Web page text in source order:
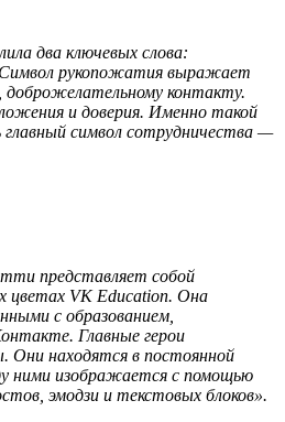
два ключевых слова:
Символ рукопожатия выражает
контакту.
и доверия. Именно такой
символ сотрудничества —
представляет собой
цветах VK Education. Она
с образованием,
Главные герои
находятся в постоянной
ними изображается с помощью
эмодзи и текстовых блоков».